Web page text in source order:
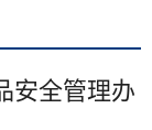
安全管理办